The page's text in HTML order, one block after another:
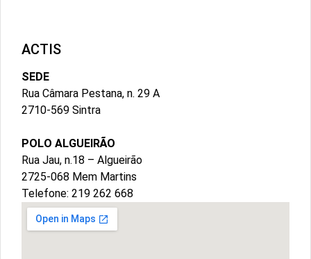
ACTIS
SEDE
Rua Câmara Pestana, n. 29 A
2710-569 Sintra
POLO ALGUEIRÃO
Rua Jau, n.18 – Algueirão
2725-068 Mem Martins
Telefone: 219 262 668